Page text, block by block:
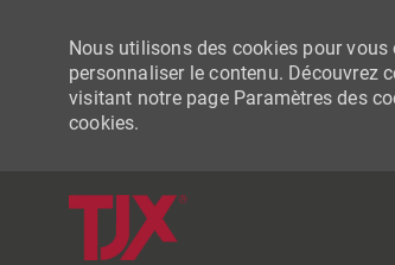
Nous utilisons des cookies pour
personnaliser le contenu. Découvrez
visitant notre page Paramètres des
cookies.